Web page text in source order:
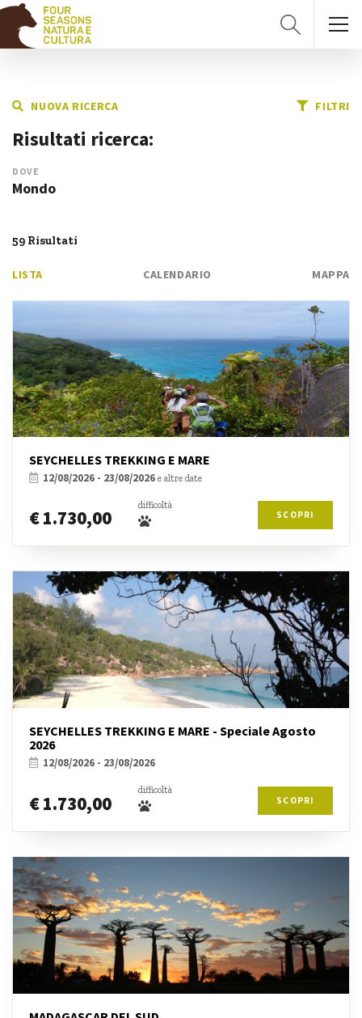
NUOVA RICERCA FILTRI
Risultati ricerca:
DOVE
Mondo
59 Risultati
LISTA CALENDARIO MAPPA
SEYCHELLES TREKKING E MARE
12/08/2026 - 23/08/2026e altre date
€ 1.730,00
difficoltà
SCOPRI
SEYCHELLES TREKKING E MARE - Speciale Agosto
2026
12/08/2026 - 23/08/2026
€ 1.730,00
difficoltà
SCOPRI